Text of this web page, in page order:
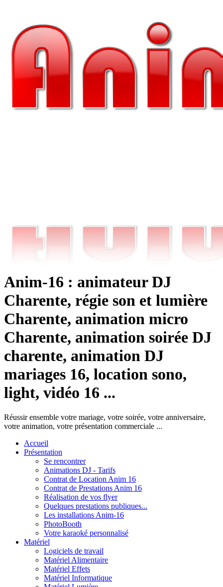
Anim-16 : animateur DJ
Charente, régie son et lumière
Charente, animation micro
Charente, animation soirée DJ
charente, animation DJ
mariages 16, location sono,
light, vidéo 16 ...
Réussir ensemble votre mariage, votre soirée, votre anniversaire,
votre animation, votre présentation commerciale ...
Accueil
Présentation
Se rencontrer
Animations DJ - Tarifs
Contrat de Location Anim 16
Contrat de Prestations Anim 16
Réalisation de vos flyer
Quelques prestations publiques...
Les installations Anim-16
PhotoBooth
Votre karaoké personnalisé
Matériel
Logiciels de travail
Matériel Alimentaire
Matériel Effets
Matériel Informatique